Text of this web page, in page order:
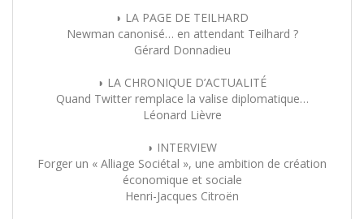
◗ LA PAGE DE TEILHARD
Newman canonisé… en attendant Teilhard ?
Gérard Donnadieu
◗ LA CHRONIQUE D’ACTUALITÉ
Quand Twitter remplace la valise diplomatique…
Léonard Lièvre
◗ INTERVIEW
Forger un « Alliage Sociétal », une ambition de création
économique et sociale
Henri-Jacques Citroën